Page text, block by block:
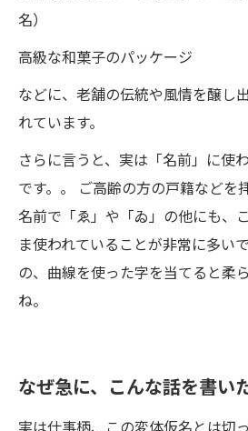
名）
高級な和菓子のパッケージ
などに、老舗の伝統や風情を醸し
れています。
さらに言うと、実は「名前」に使
です。。 ご高齢の方の戸籍などを
名前で「ゑ」や「ゐ」の他にも、
ま使われていることが非常に多い
の、曲線を使った字を当てると柔
ね。
なぜ急に、こんな話を書い
実は仕事柄、この変体仮名とは切